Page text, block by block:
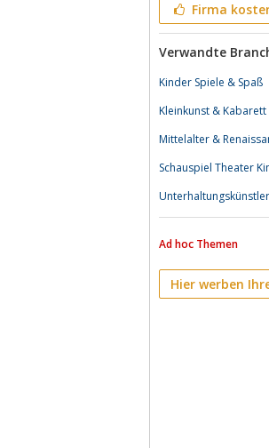
Firma
Verwandte
Kinder Spiele & Spaß
Kleinkunst & Kabarett
Mittelalter &
Schauspiel Theater
Ad hoc Themen
Hier werben